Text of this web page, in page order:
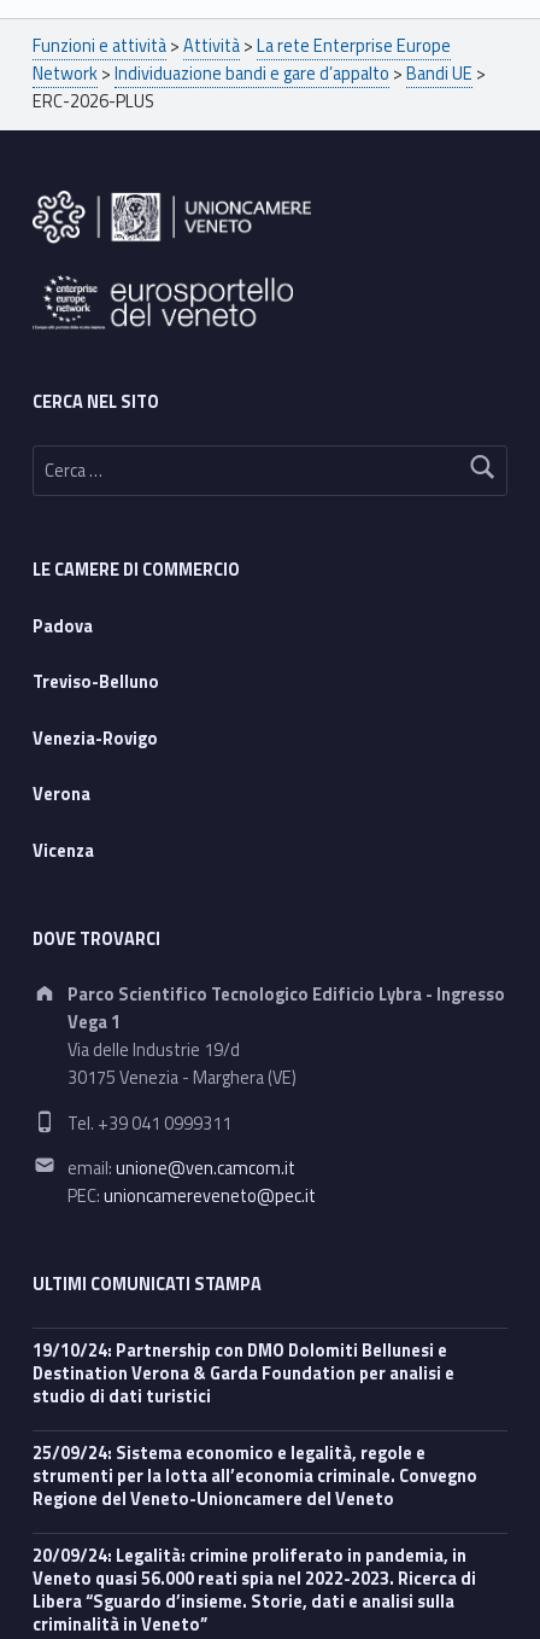
Breadcrumbs navigation
Funzioni e attività>Attività>La rete Enterprise Europe
Network>Individuazione bandi e gare d’appalto >Bandi UE >
ERC-2026-PLUS
CERCA NEL SITO
Ricerca per:
LE CAMERE DI COMMERCIO
Padova
Treviso-Belluno
Venezia-Rovigo
Verona
Vicenza
DOVE TROVARCI
Address:
Parco Scientifico Tecnologico Edificio Lybra - Ingresso
Vega 1
Via delle Industrie 19/d
30175 Venezia - Marghera (VE)
Phone number:
Tel. +39 041 0999311
Email address:
email:unione@ven.camcom.it
PEC:unioncamereveneto@pec.it
ULTIMI COMUNICATI STAMPA
19/10/24: Partnership con DMO Dolomiti Bellunesi e
Destination Verona & Garda Foundation per analisi e
studio di dati turistici
25/09/24: Sistema economico e legalità, regole e
strumenti per la lotta all’economia criminale. Convegno
Regione del Veneto-Unioncamere del Veneto
20/09/24: Legalità: crimine proliferato in pandemia, in
Veneto quasi 56.000 reati spia nel 2022-2023. Ricerca di
Libera “Sguardo d’insieme. Storie, dati e analisi sulla
criminalità in Veneto”